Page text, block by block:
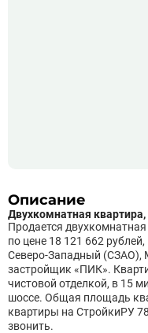
Описание
Двухкомнатная
Продается
по цене 18 121 662
Северо-Западный (СЗАО),
застройщик «ПИК».
чистовой отделкой, в 15
шоссе. Общая площадь
квартиры на СтройкиРУ
звонить.